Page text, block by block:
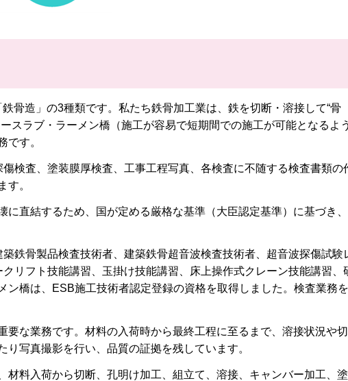
骨造」の3種類です。私たち鉄骨加工業は、鉄を切断・溶接して“骨
スラブ・ラーメン橋（施工が容易で短期間での施工が可能となるよ
です。
検査、塗装膜厚検査、工事工程写真、各検査に不随する検査書類の
す。
直結するため、国が定める厳格な基準（大臣認定基準）に基づき
鉄骨製品検査技術者、建築鉄骨超音波検査技術者、超音波探傷試験
リフト技能講習、玉掛け技能講習、床上操作式クレーン技能講習、
橋は、ESB施工技術者認定登録の資格を取得しました。検査業務
要な業務です。材料の入荷時から最終工程に至るまで、溶接状況や
写真撮影を行い、品質の証拠を残しています。
料入荷から切断、孔明け加工、組立て、溶接、キャンバー加工、